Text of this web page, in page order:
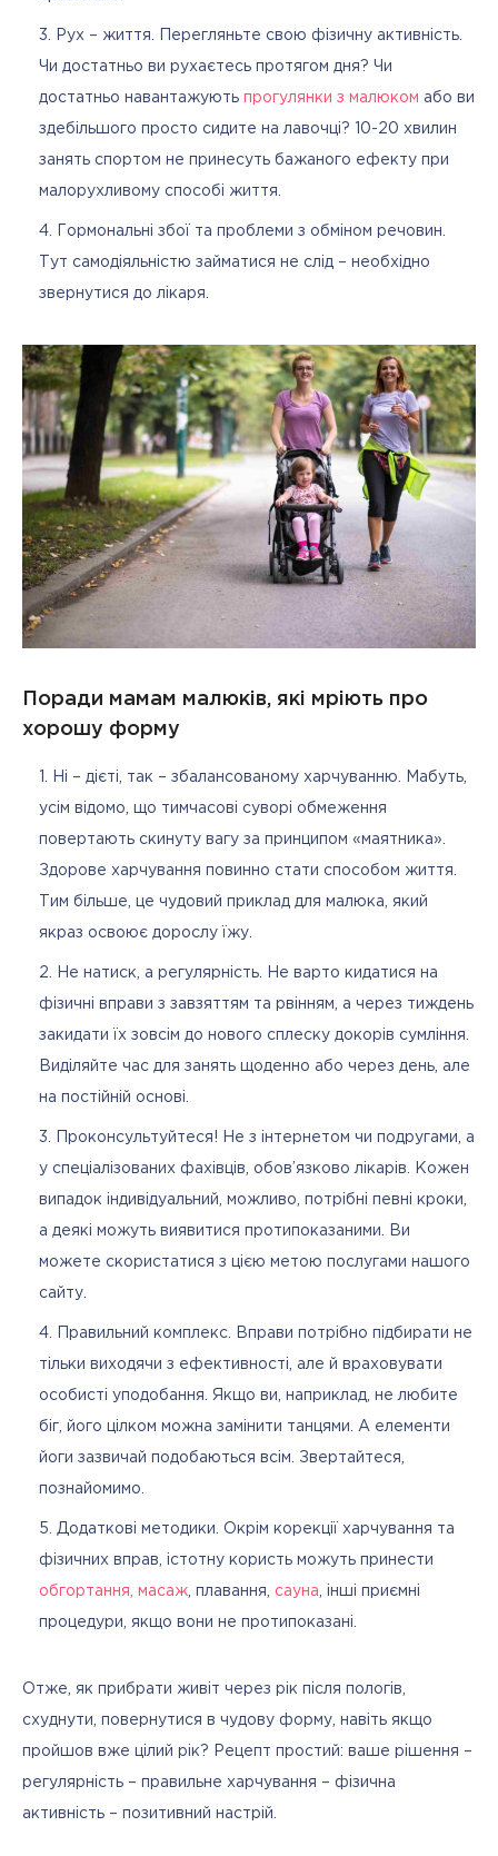
Рух – життя. Перегляньте свою фізичну активність.
Чи достатньо ви рухаєтесь протягом дня? Чи
достатньо навантажують прогулянки з малюком або ви
здебільшого просто сидите на лавочці? 10-20 хвилин
занять спортом не принесуть бажаного ефекту при
малорухливому способі життя.
Гормональні збої та проблеми з обміном речовин.
Тут самодіяльністю займатися не слід – необхідно
звернутися до лікаря.
Поради мамам малюків, які мріють про
хорошу форму
Ні – дієті, так – збалансованому харчуванню. Мабуть,
усім відомо, що тимчасові суворі обмеження
повертають скинуту вагу за принципом «маятника».
Здорове харчування повинно стати способом життя.
Тим більше, це чудовий приклад для малюка, який
якраз освоює дорослу їжу.
Не натиск, а регулярність. Не варто кидатися на
фізичні вправи з завзяттям та рвінням, а через тиждень
закидати їх зовсім до нового сплеску докорів сумління.
Виділяйте час для занять щоденно або через день, але
на постійній основі.
Проконсультуйтеся! Не з інтернетом чи подругами, а
у спеціалізованих фахівців, обов’язково лікарів. Кожен
випадок індивідуальний, можливо, потрібні певні кроки,
а деякі можуть виявитися протипоказаними. Ви
можете скористатися з цією метою послугами нашого
сайту.
Правильний комплекс. Вправи потрібно підбирати не
тільки виходячи з ефективності, але й враховувати
особисті уподобання. Якщо ви, наприклад, не любите
біг, його цілком можна замінити танцями. А елементи
йоги зазвичай подобаються всім. Звертайтеся,
познайомимо.
Додаткові методики. Окрім корекції харчування та
фізичних вправ, істотну користь можуть принести
обгортання, масаж , плавання, сауна , інші приємні
процедури, якщо вони не протипоказані.
Отже, як прибрати живіт через рік після пологів,
схуднути, повернутися в чудову форму, навіть якщо
пройшов вже цілий рік? Рецепт простий: ваше рішення –
регулярність – правильне харчування – фізична
активність – позитивний настрій.